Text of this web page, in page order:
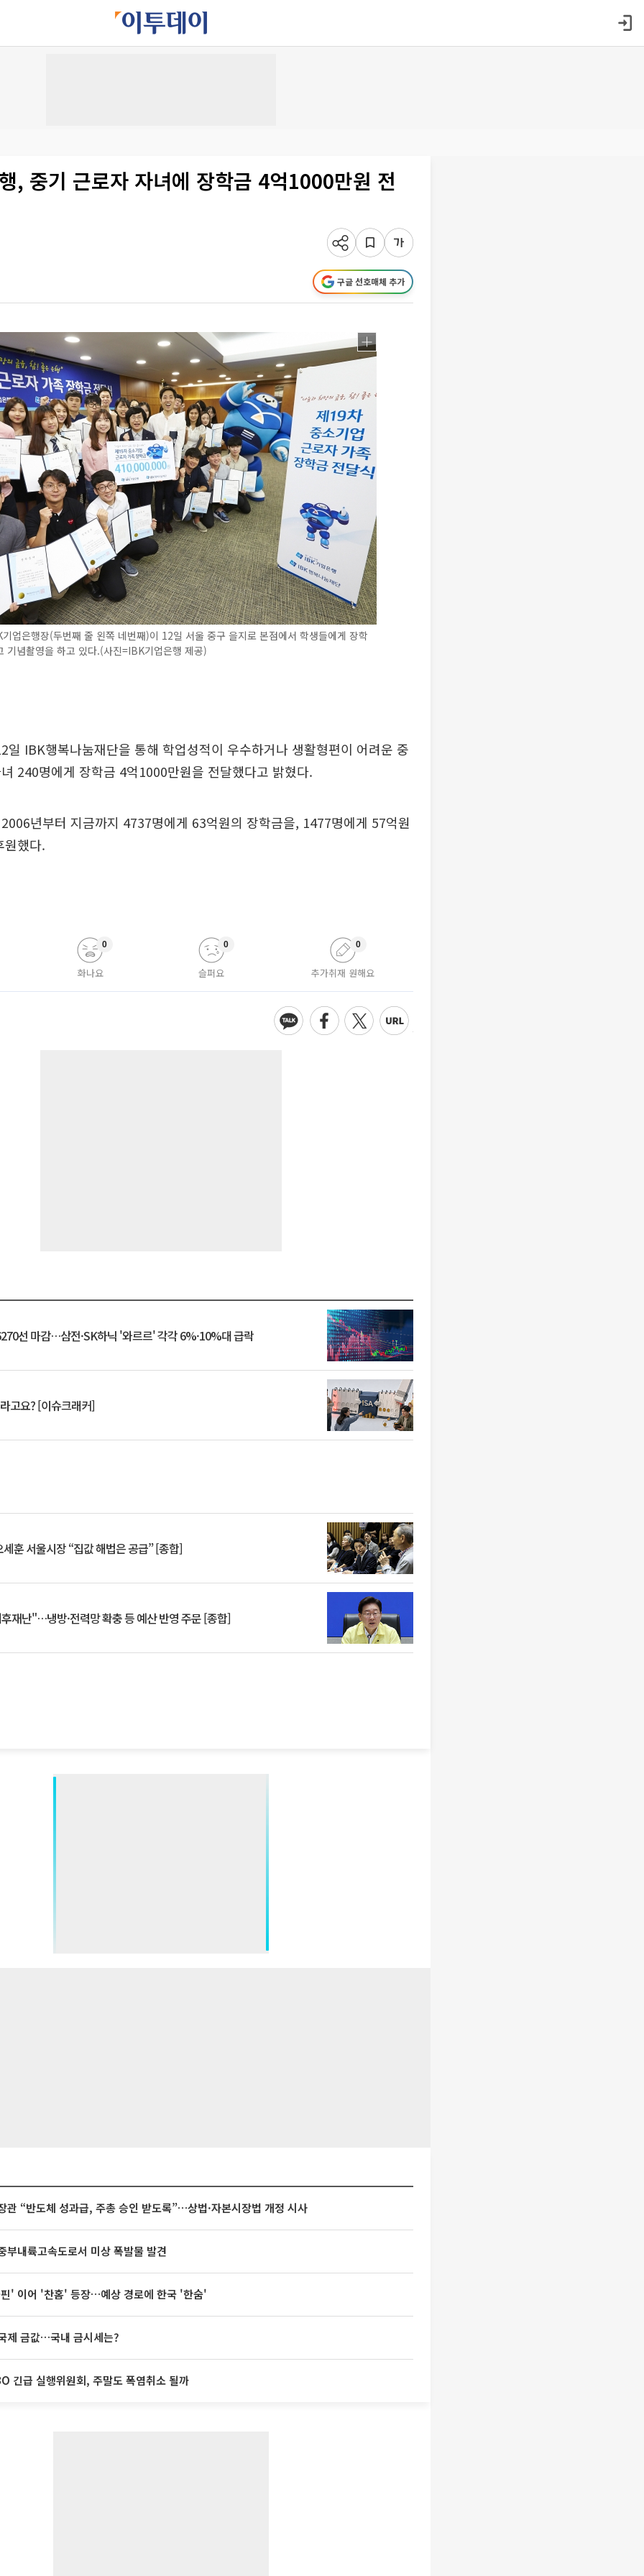
, 중기 근로자 자녀에 장학금 4억1000만원 전
구글 선호매체 추가
업은행장(두번째 줄 왼쪽 네번째)이 12일 서울 중구 을지로 본점에서 학생들에게 장학
기념촬영을 하고 있다.(사진=IBK기업은행 제공)
일 IBK행복나눔재단을 통해 학업성적이 우수하거나 생활형편이 어려운 중
240명에게 장학금 4억1000만원을 전달했다고 밝혔다.
년부터 지금까지 4737명에게 63억원의 장학금을, 1477명에게 57억원
원했다.
화나요
0
슬퍼요
0
추가취재 원해요
0
선 마감…삼전·SK하닉 '와르르' 각각 6%·10%대 급락
고요? [이슈크래커]
훈 서울시장 “집값 해법은 공급” [종합]
재난"…냉방·전력망 확충 등 예산 반영 주문 [종합]
관 “반도체 성과급, 주총 승인 받도록”…상법·자본시장법 개정 시사
부내륙고속도로서 미상 폭발물 발견
' 이어 '찬홈' 등장…예상 경로에 한국 '한숨'
제 금값…국내 금시세는?
긴급 실행위원회, 주말도 폭염취소 될까